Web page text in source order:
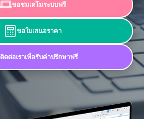
ขอชมเดโมระบบฟรี
ขอใบเสนอราคา
ติดต่อเราเพื่อรับคำปรึกษาฟรี